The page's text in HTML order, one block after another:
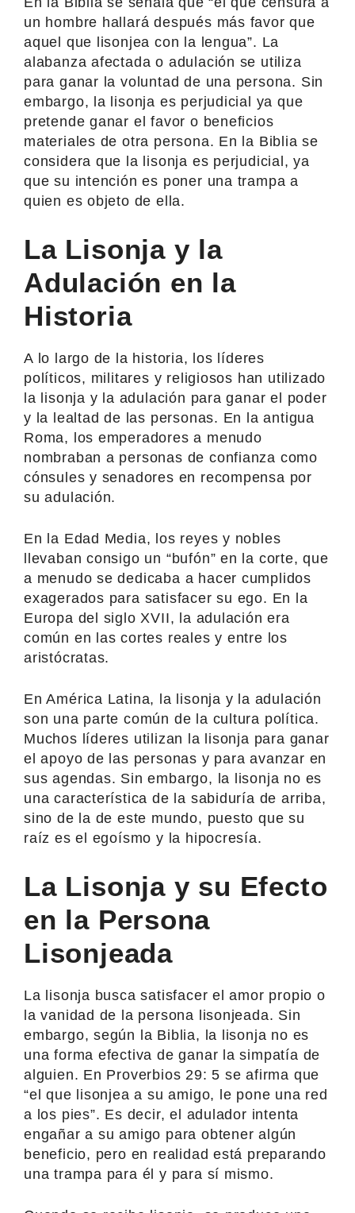
un hombre hallará después más favor que
aquel que lisonjea con la lengua”. La
alabanza afectada o adulación se utiliza
para ganar la voluntad de una persona. Sin
embargo, la lisonja es perjudicial ya que
pretende ganar el favor o beneficios
materiales de otra persona. En la Biblia se
considera que la lisonja es perjudicial, ya
que su intención es poner una trampa a
quien es objeto de ella.
La Lisonja y la
Adulación en la
Historia
A lo largo de la historia, los líderes
políticos, militares y religiosos han utilizado
la lisonja y la adulación para ganar el poder
y la lealtad de las personas. En la antigua
Roma, los emperadores a menudo
nombraban a personas de confianza como
cónsules y senadores en recompensa por
su adulación.
En la Edad Media, los reyes y nobles
llevaban consigo un “bufón” en la corte, que
a menudo se dedicaba a hacer cumplidos
exagerados para satisfacer su ego. En la
Europa del siglo XVII, la adulación era
común en las cortes reales y entre los
aristócratas.
En América Latina, la lisonja y la adulación
son una parte común de la cultura política.
Muchos líderes utilizan la lisonja para ganar
el apoyo de las personas y para avanzar en
sus agendas. Sin embargo, la lisonja no es
una característica de la sabiduría de arriba,
sino de la de este mundo, puesto que su
raíz es el egoísmo y la hipocresía.
La Lisonja y su Efecto
en la Persona
Lisonjeada
La lisonja busca satisfacer el amor propio o
la vanidad de la persona lisonjeada. Sin
embargo, según la Biblia, la lisonja no es
una forma efectiva de ganar la simpatía de
alguien. En Proverbios 29: 5 se afirma que
“el que lisonjea a su amigo, le pone una red
a los pies”. Es decir, el adulador intenta
engañar a su amigo para obtener algún
beneficio, pero en realidad está preparando
una trampa para él y para sí mismo.